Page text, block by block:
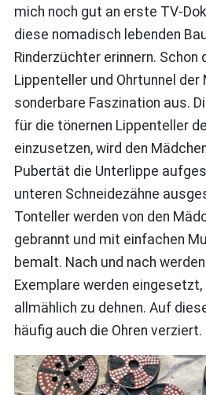
mich noch gut an erste TV-
diese nomadisch lebenden
Rinderzüchter erinnern. Schon
Lippenteller und Ohrtunnel der
sonderbare Faszination aus.
für die tönernen Lippenteller
einzusetzen, wird den
Pubertät die Unterlippe
unteren Schneidezähne
Tonteller werden von den
gebrannt und mit einfachen
bemalt. Nach und nach
Exemplare werden
allmählich zu dehnen. Auf
häufig auch die Ohren verziert.